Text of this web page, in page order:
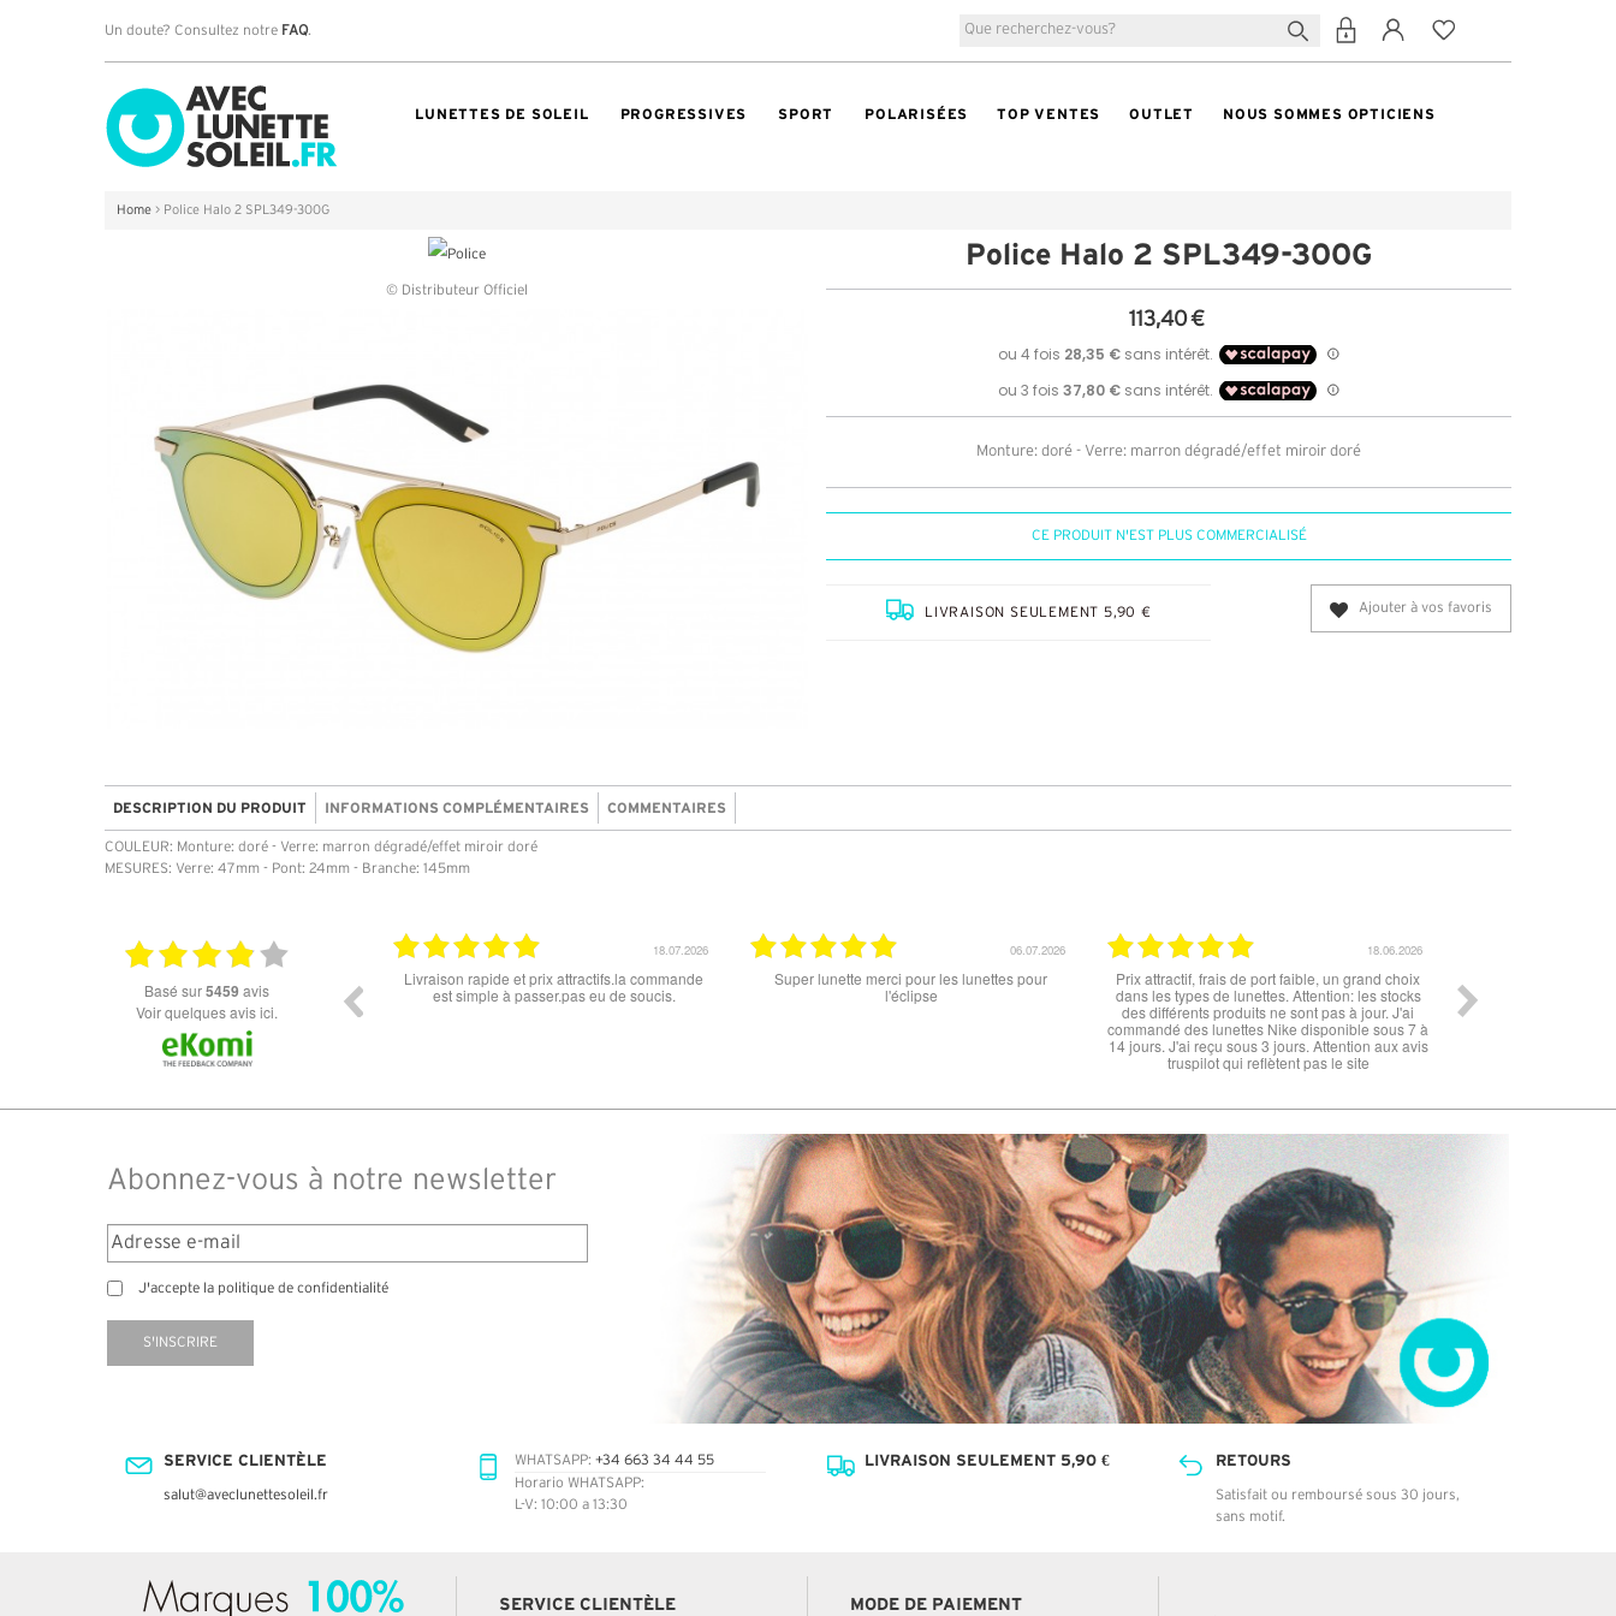
Un doute? Consultez notre FAQ.
LUNETTES DE SOLEIL PROGRESSIVES SPORT POLARISÉES TOP VENTES OUTLET NOUS SOMMES OPTICIENS
Home > Police Halo 2 SPL349-300G
© Distributeur Officiel
Police Halo 2 SPL349-300G
113,40 €
Monture: doré - Verre: marron dégradé/effet miroir doré
CE PRODUIT N'EST PLUS COMMERCIALISÉ
LIVRAISON SEULEMENT 5,90 € Ajouter à vos favoris
DESCRIPTION DU PRODUIT INFORMATIONS COMPLÉMENTAIRES COMMENTAIRES
COULEUR: Monture: doré - Verre: marron dégradé/effet miroir doré
MESURES: Verre: 47mm - Pont: 24mm - Branche: 145mm
basé sur5459 avis
Voir quelques avis ici.
06.07.2026
Prix attractif, frais de port faible, un grand choix
dans les types de lunettes. Attention: les stocks
des différents produits ne sont pas à jour. J'ai
tout est parfait , que ce soit le produit commandé
ou la livraison . merci
super les lunettes, très cool, merci
Rien à redire si ce n'est la
peu longue à mon goût.
Abonnez-vous à notre newsletter
J'accepte la politique de confidentialité
S'INSCRIRE
SERVICE CLIENTÈLE
salut@aveclunettesoleil.fr
WHATSAPP: +34 663 34 44 55
Horario WHATSAPP:
L-V: 10:00 a 13:30
LIVRAISON SEULEMENT 5,90 € RETOURS
Satisfait ou remboursé sous 30 jours,
sans motif.
SERVICE CLIENTÈLE MODE DE PAIEMENT